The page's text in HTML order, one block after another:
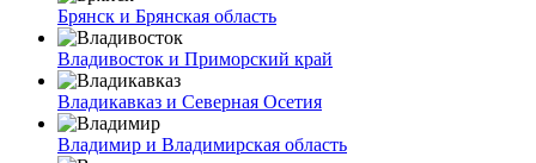
Брянск и Брянская область
Владивосток и Приморский край
Владикавказ и Северная Осетия
Владимир и Владимирская область